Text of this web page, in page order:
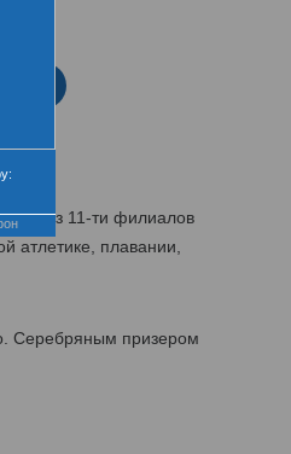
из 11-ти филиалов
атлетике, плавании,
Серебряным призером